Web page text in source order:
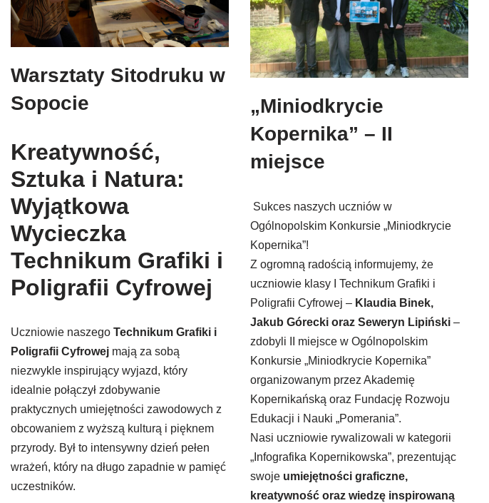
Warsztaty Sitodruku w
Sopocie
Kreatywność,
Sztuka i Natura:
Wyjątkowa
Wycieczka
Technikum Grafiki i
Poligrafii Cyfrowej
Uczniowie naszego Technikum Grafiki i
Poligrafii Cyfrowej mają za sobą
niezwykle inspirujący wyjazd, który
idealnie połączył zdobywanie
praktycznych umiejętności zawodowych z
obcowaniem z wyższą kulturą i pięknem
przyrody. Był to intensywny dzień pełen
wrażeń, który na długo zapadnie w pamięć
uczestników.
„Miniodkrycie
Kopernika” – II
miejsce
Sukces naszych uczniów w
Ogólnopolskim Konkursie „Miniodkrycie
Kopernika”!
Z ogromną radością informujemy, że
uczniowie klasy I Technikum Grafiki i
Poligrafii Cyfrowej – Klaudia Binek,
Jakub Górecki oraz Seweryn Lipiński –
zdobyli II miejsce w Ogólnopolskim
Konkursie „Miniodkrycie Kopernika”
organizowanym przez Akademię
Kopernikańską oraz Fundację Rozwoju
Edukacji i Nauki „Pomerania”.
Nasi uczniowie rywalizowali w kategorii
„Infografika Kopernikowska”, prezentując
swoje umiejętności graficzne,
kreatywność oraz wiedzę inspirowaną